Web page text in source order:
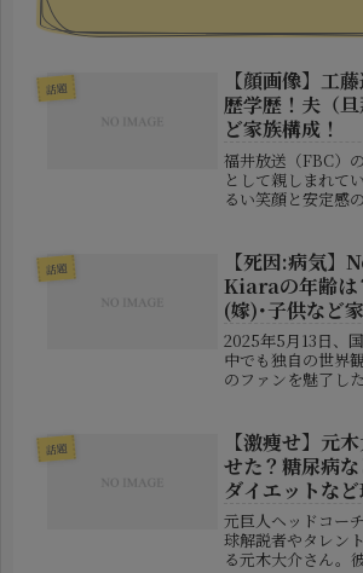
話題
【顔画像】工
歴学歴！夫（
ど家族構成！
福井放送（FBC）
として親しまれて
るい笑顔と安定感
や学歴、プライベ
供などの家族構成
や...
話題
【死因:病気
Kiaraの年齢は
(嫁)･子供など
2025年5月13日、
中でも独自の世界
のファンを魅了
た。SNS上では悲
「Kiaraさんの死...
話題
【激痩せ】元
せた？糖尿病
ダイエットなど
元巨人ヘッドコー
球解説者やタレン
る元木大介さん。